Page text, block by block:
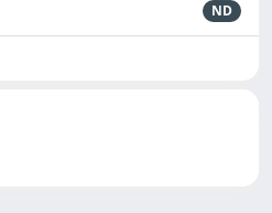
ND